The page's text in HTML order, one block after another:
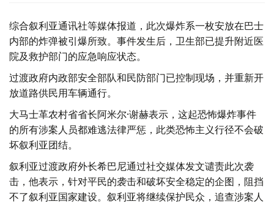
综合叙利亚通讯社等媒体报道，此次爆炸系一枚安放在巴士
内部的炸弹被引爆所致。事件发生后，卫生部已提升附近医
院及救护部门的应急响应状态。
过渡政府内政部安全部队和民防部门已控制现场，并重新开
放道路供民用车辆通行。
大马士革农村省省长阿米尔·谢赫表示，这起恐怖爆炸事件
的所有涉案人员都难逃法律严惩，此类恐怖主义行径不会破
坏叙利亚团结。
叙利亚过渡政府外长希巴尼通过社交媒体发文谴责此次袭
击，他表示，针对平民的袭击和破坏安全稳定的企图，阻挡
不了叙利亚国家建设。叙利亚将继续保护民众，追查涉案人